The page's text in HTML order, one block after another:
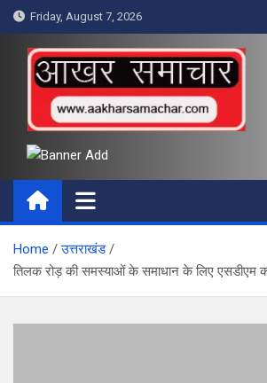
Skip
to
content
Friday, August 7, 2026
आखर समाचार
Home
उत्तराखंड
तिलक रोड़ की समस्याओं के समाधान के लिए एसडीएम को